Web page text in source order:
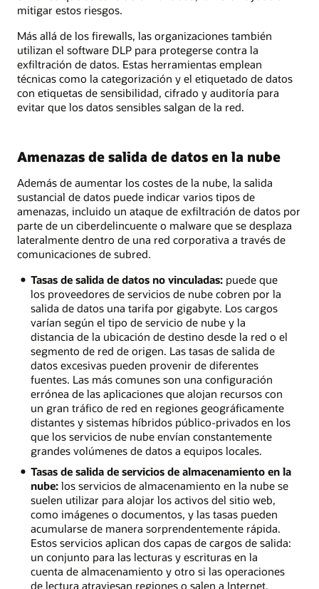
mitigar estos riesgos.
Más allá de los firewalls, las organizaciones también
utilizan el software DLP para protegerse contra la
exfiltración de datos. Estas herramientas emplean
técnicas como la categorización y el etiquetado de datos
con etiquetas de sensibilidad, cifrado y auditoría para
evitar que los datos sensibles salgan de la red.
Amenazas de salida de datos en la nube
Además de aumentar los costes de la nube, la salida
sustancial de datos puede indicar varios tipos de
amenazas, incluido un ataque de exfiltración de datos por
parte de un ciberdelincuente o malware que se desplaza
lateralmente dentro de una red corporativa a través de
comunicaciones de subred.
Tasas de salida de datos no vinculadas:puede que
los proveedores de servicios de nube cobren por la
salida de datos una tarifa por gigabyte. Los cargos
varían según el tipo de servicio de nube y la
distancia de la ubicación de destino desde la red o el
segmento de red de origen. Las tasas de salida de
datos excesivas pueden provenir de diferentes
fuentes. Las más comunes son una configuración
errónea de las aplicaciones que alojan recursos con
un gran tráfico de red en regiones geográficamente
distantes y sistemas híbridos público-privados en los
que los servicios de nube envían constantemente
grandes volúmenes de datos a equipos locales.
Tasas de salida de servicios de almacenamiento en la
nube:los servicios de almacenamiento en la nube se
suelen utilizar para alojar los activos del sitio web,
como imágenes o documentos, y las tasas pueden
acumularse de manera sorprendentemente rápida.
Estos servicios aplican dos capas de cargos de salida:
un conjunto para las lecturas y escrituras en la
cuenta de almacenamiento y otro si las operaciones
de lectura atraviesan regiones o salen a Internet.